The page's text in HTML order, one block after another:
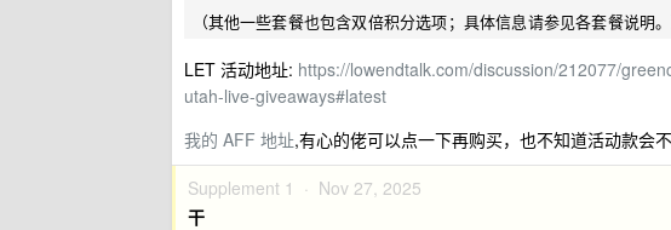
LET 活动地址: https://lowendtalk.com/discussion/212077/
utah-live-giveaways#latest
我的 AFF 地址,有心的佬可以点一下再购买，也不知道活动款会不
Supplement 1 · Nov 27, 2025
干